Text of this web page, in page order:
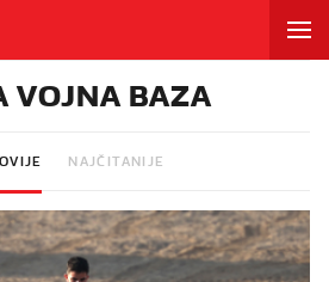
VOJNA BAZA
NAJČITANIJE